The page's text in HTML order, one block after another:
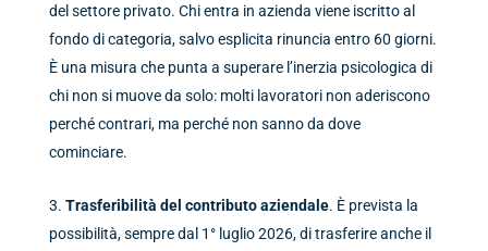
del settore privato. Chi entra in azienda viene iscritto al
fondo di categoria, salvo esplicita rinuncia entro 60 giorni.
È una misura che punta a superare l’inerzia psicologica di
chi non si muove da solo: molti lavoratori non aderiscono
perché contrari, ma perché non sanno da dove
cominciare.
Trasferibilità del contributo aziendale. È prevista la
possibilità, sempre dal 1° luglio 2026, di trasferire anche il